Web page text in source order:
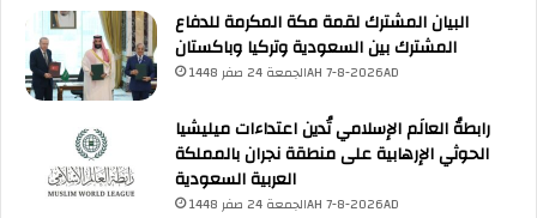
البيان المشترك لقمة مكة المكرمة للدفاع
المشترك بين السعودية وتركيا وباكستان
الجمعة 24 صفر 1448AH 7-8-2026AD
رابطةُ العالَم الإسلامي تُدين اعتداءات ميليشيا
الحوثي الإرهابية على منطقة نجران بالمملكة
العربية السعودية
الجمعة 24 صفر 1448AH 7-8-2026AD